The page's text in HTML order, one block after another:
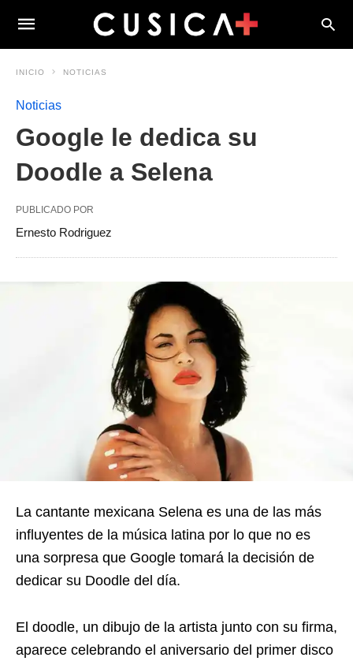
INICIO NOTICIAS
Noticias
Google le dedica su
Doodle a Selena
PUBLICADO POR
Ernesto Rodriguez
La cantante mexicana Selena es una de las más
influyentes de la música latina por lo que no es
una sorpresa que Google tomará la decisión de
dedicar su Doodle del día.
El doodle, un dibujo de la artista junto con su firma,
aparece celebrando el aniversario del primer disco